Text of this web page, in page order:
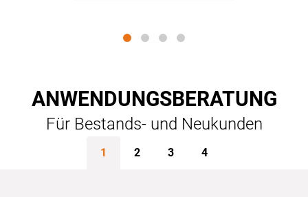
ANWENDUNGSBERATUNG
Für Bestands- und Neukunden
1 2 3 4